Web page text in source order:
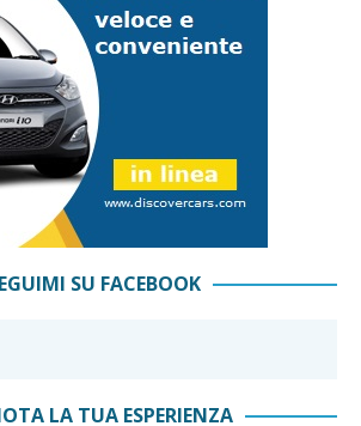
SU FACEBOOK
LA TUA ESPERIENZA